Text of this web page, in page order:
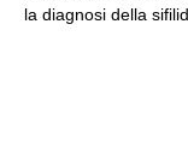
la diagnosi della